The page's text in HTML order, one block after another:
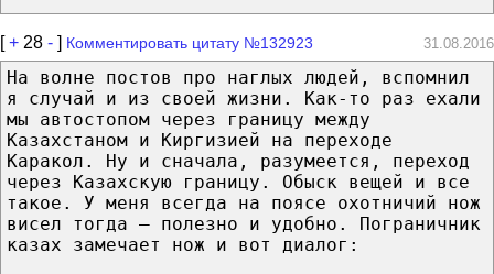
[+ 28 - ] Комментировать цитату №132923 31.08.2016
На волне постов про наглых людей, вспомнил
я случай и из своей жизни. Как-то раз ехали
мы автостопом через границу между
Казахстаном и Киргизией на переходе
Каракол. Ну и сначала, разумеется, переход
через Казахскую границу. Обыск вещей и все
такое. У меня всегда на поясе охотничий нож
висел тогда — полезно и удобно. Пограничник
казах замечает нож и вот диалог: